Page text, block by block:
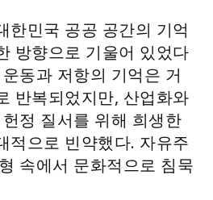
한민국 공공 공간의 기억
방향으로 기울어 있었다
동과 저항의 기억은 거
반복되었지만, 산업화와
정 질서를 위해 희생한
적으로 빈약했다. 자유주
속에서 문화적으로 침묵